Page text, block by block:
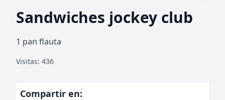
Sandwiches jockey club
1 pan flauta
Visitas: 436
Compartir en: